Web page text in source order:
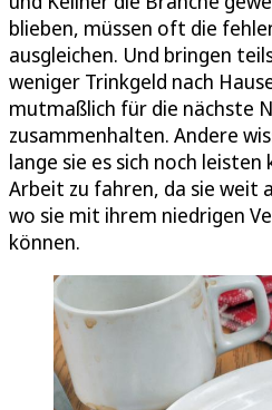
blieben, müssen oft die
ausgleichen. Und bringen
weniger Trinkgeld nach
mutmaßlich für die nächste
zusammenhalten. Andere
lange sie es sich noch
Arbeit zu fahren, da sie weit
wo sie mit ihrem niedrigen
können.